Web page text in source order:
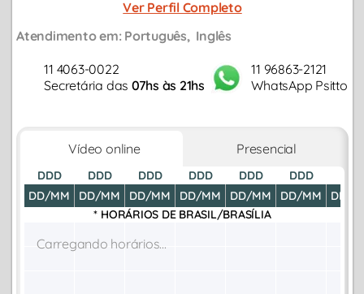
Ver Perfil Completo
Atendimento em: Português Inglês
11 4063-0022
Secretária das 07hs às 21hs
11 96863-2121
WhatsApp Psitto
Vídeo online Presencial
DDD
DD/MM
DDD
DD/MM
DDD
DD/MM
DDD
DD/MM
DDD
DD/MM
DDD
DD/MM
DD/
* HORÁRIOS DE BRASIL/BRASÍLIA
Carregando horários...